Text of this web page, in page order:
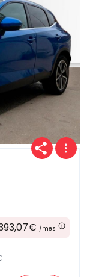
/mes